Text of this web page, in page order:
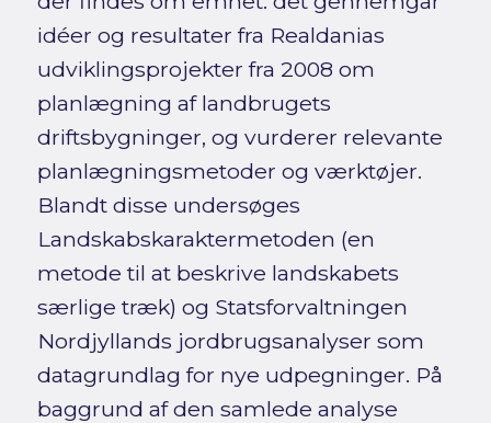
idéer og resultater fra Realdanias
udviklingsprojekter fra 2008 om
planlægning af landbrugets
driftsbygninger, og vurderer relevante
planlægningsmetoder og værktøjer.
Blandt disse undersøges
Landskabskaraktermetoden (en
metode til at beskrive landskabets
særlige træk) og Statsforvaltningen
Nordjyllands jordbrugsanalyser som
datagrundlag for nye udpegninger. På
baggrund af den samlede analyse